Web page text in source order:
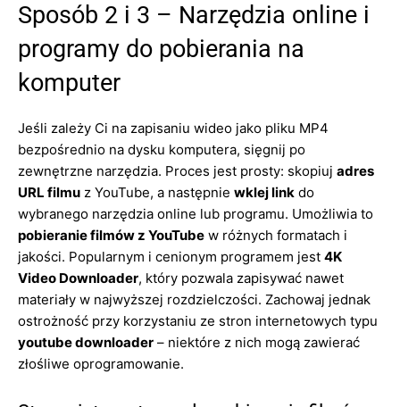
Sposób 2 i 3 – Narzędzia online i
programy do pobierania na
komputer
Jeśli zależy Ci na zapisaniu wideo jako pliku MP4
bezpośrednio na dysku komputera, sięgnij po
zewnętrzne narzędzia. Proces jest prosty: skopiuj adres
URL filmu z YouTube, a następnie wklej link do
wybranego narzędzia online lub programu. Umożliwia to
pobieranie filmów z YouTube w różnych formatach i
jakości. Popularnym i cenionym programem jest 4K
Video Downloader, który pozwala zapisywać nawet
materiały w najwyższej rozdzielczości. Zachowaj jednak
ostrożność przy korzystaniu ze stron internetowych typu
youtube downloader – niektóre z nich mogą zawierać
złośliwe oprogramowanie.